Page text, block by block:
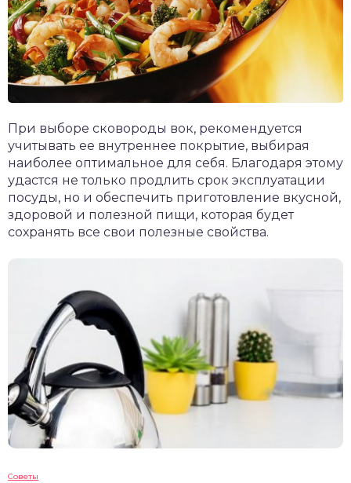
При выборе сковороды вок, рекомендуется
учитывать ее внутреннее покрытие, выбирая
наиболее оптимальное для себя. Благодаря этому
удастся не только продлить срок эксплуатации
посуды, но и обеспечить приготовление вкусной,
здоровой и полезной пищи, которая будет
сохранять все свои полезные свойства.
Советы